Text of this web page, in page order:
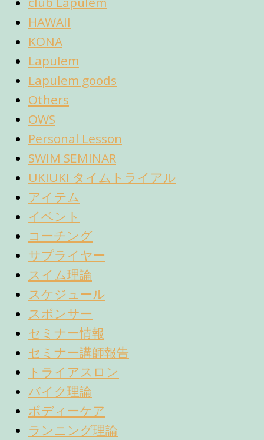
HAWAII
KONA
Lapulem
Lapulem goods
Others
OWS
Personal Lesson
SWIM SEMINAR
UKIUKI タイムトライアル
アイテム
イベント
コーチング
サプライヤー
スイム理論
スケジュール
スポンサー
セミナー情報
セミナー講師報告
トライアスロン
バイク理論
ボディーケア
ランニング理論